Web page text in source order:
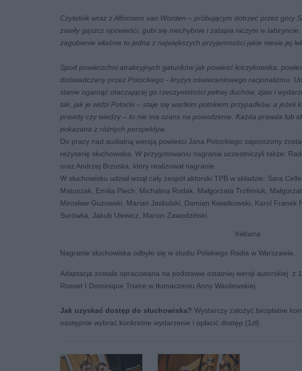
Czytelnik wraz z Alfonsem van Worden – próbującym dotrzeć przez góry
zawiły gąszcz opowieści, gubi się niechybnie i zatapia niczym w
zagubienie właśnie to jedna z największych przyjemności jakie niesie jej
Spod powierzchni atrakcyjnych gatunków jak powieść łotrzykowska,
doświadczany przez Potockiego - kryzys oświeceniowego racjonalizmu.
stanie ogarnąć otaczającej go rzeczywistości pełnej duchów, zjaw i
tak, jak je widzi Potocki – staje się wartkim potokiem przypadków, a jeżeli
prawdy czy wiedzy – to nie ma szans na powodzenie. Każda prawda lub
pokazana z różnych perspektyw.
Do pracy nad audialną wersją powieści Jana Potockiego zaproszony
reżyserię słuchowiska. W przygotowaniu nagrania uczestniczyli także:
oraz Andrzej Brzoska, który realizował nagranie.
W słuchowisku udział wziął cały zespół aktorski TPB w składzie: Sara
Matuszak, Emilia Piech, Michalina Rodak, Małgorzata Trofimiuk,
Mirosław Guzowski, Marian Jaskulski, Damian Kwiatkowski, Karol Franek
Surówka, Jakub Ulewicz, Marcin Zawodziński.
Reklama
Nagranie słuchowiska odbyło się w studiu Polskiego Radia w Warszawie.
Adaptacja została opracowana na podstawie ostatniej wersji autorskiej z
Rosset I Dominique Triaire w tłumaczeniu Anny Wasilewskiej.
Jak uzyskać dostęp do słuchowiska? Wystarczy założyć bezpłatne
następnie wybrać konkretne wydarzenie i opłacić dostęp (1zł).